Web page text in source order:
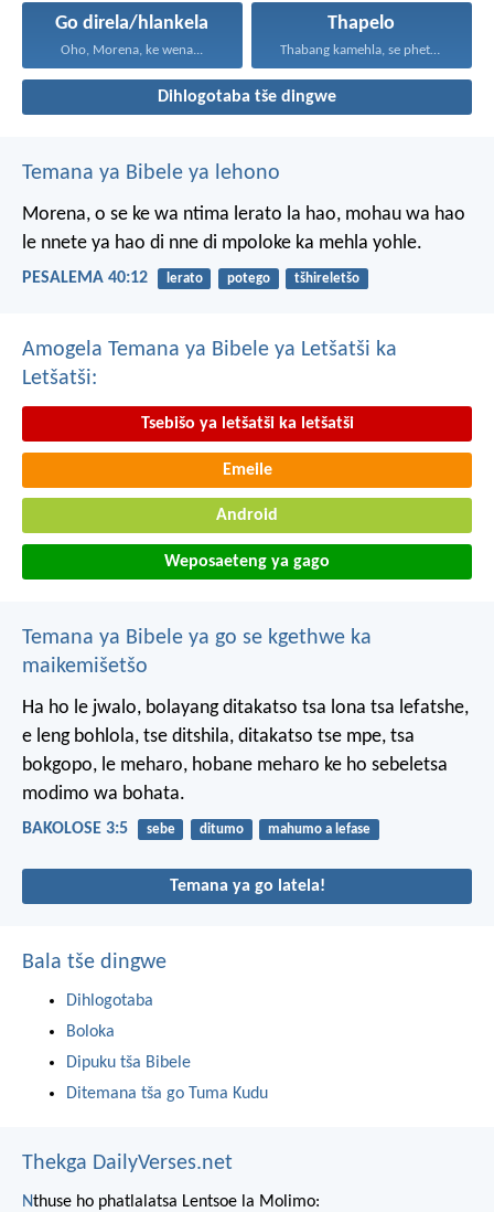
Go direla/hlankela
Oho, Morena, ke wena...
Thapelo
Thabang kamehla, se phetseng...
Dihlogotaba tše dingwe
Temana ya Bibele ya lehono
Morena, o se ke wa ntima lerato la hao, mohau wa hao
le nnete ya hao di nne di mpoloke ka mehla yohle.
PESALEMA 40:12 lerato potego tšhireletšo
Amogela Temana ya Bibele ya Letšatši ka
Letšatši:
Tsebišo ya letšatši ka letšatši
Emeile
Android
Weposaeteng ya gago
Temana ya Bibele ya go se kgethwe ka
maikemišetšo
Ha ho le jwalo, bolayang ditakatso tsa lona tsa lefatshe,
e leng bohlola, tse ditshila, ditakatso tse mpe, tsa
bokgopo, le meharo, hobane meharo ke ho sebeletsa
modimo wa bohata.
BAKOLOSE 3:5 sebe ditumo mahumo a lefase
Temana ya go latela!
Bala tše dingwe
Dihlogotaba
Boloka
Dipuku tša Bibele
Ditemana tša go Tuma Kudu
Thekga DailyVerses.net
Nthuse ho phatlalatsa Lentsoe la Molimo: